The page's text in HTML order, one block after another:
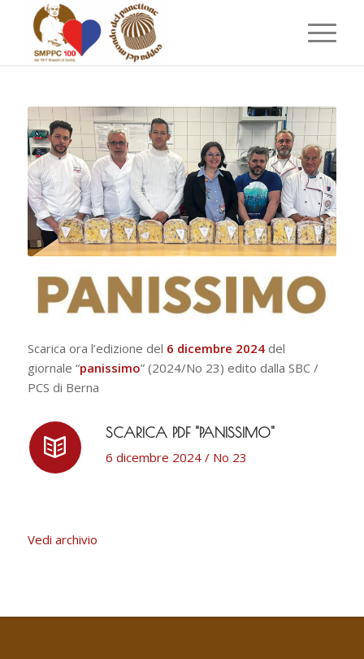
Scarica ora l’edizione del 6 dicembre 2024del
giornale “panissimo” (2024/No 23) edito dalla SBC /
PCS di Berna
SCARICA PDF "PANISSIMO"
6 dicembre 2024 / No 23
Vedi archivio